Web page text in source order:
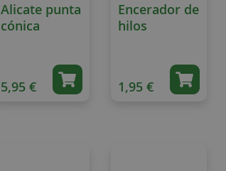
Alicate punta
cónica
5,95 €
Encerador de
hilos
1,95 €